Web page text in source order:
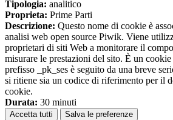
Tipologia: analitico
Proprieta: Prime Parti
Descrizione: Questo nome di cookie è
analisi web open source Piwik. Viene
proprietari di siti Web a monitorare il
misurare le prestazioni del sito. È un
prefisso _pk_ses è seguito da una breve
si ritiene sia un codice di riferimento per il
cookie.
Durata: 30 minuti
Accetta tutti Salva le preferenze